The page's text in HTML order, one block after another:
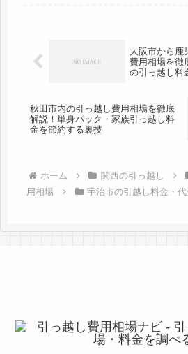
大阪市から鹿
費用相場を徹
の引っ越し料
秋田市内の引っ越し費用相場を徹底
解説！単身パック・家族引っ越し料
金を節約する裏技
ホーム 関西の引っ越し
用相場
宇治市の引越し料金・